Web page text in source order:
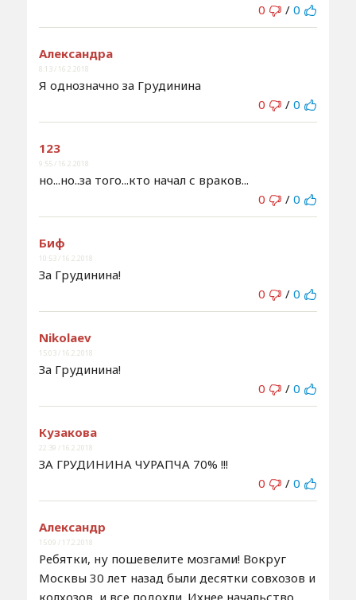
0
/ 0
Александра
8:13 / 16.2.2018
Я однозначно за Грудинина
0
/ 0
123
9:55 / 16.2.2018
но...но..за того...кто начал с враков...
0
/ 0
Биф
10:53 / 16.2.2018
За Грудинина!
0
/ 0
Nikolaev
15:03 / 16.2.2018
За Грудинина!
0
/ 0
Кузакова
22:39 / 16.2.2018
ЗА ГРУДИНИНА ЧУРАПЧА 70% !!!
0
/ 0
Александр
15:09 / 17.2.2018
Ребятки, ну пошевелите мозгами! Вокруг
Москвы 30 лет назад были десятки совхозов и
колхозов, и все подохли. Ихнее начальство